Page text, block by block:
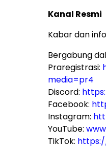
Kanal Resmi
Kabar dan
Bergabung
Praregistrasi:
media=pr4
Discord:
Facebook:
Instagram:
YouTube:
TikTok: